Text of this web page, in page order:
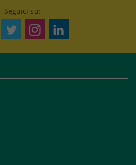
Seguici su: